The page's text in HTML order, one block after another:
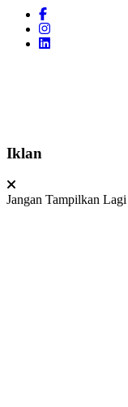
Iklan
Jangan Tampilkan Lagi